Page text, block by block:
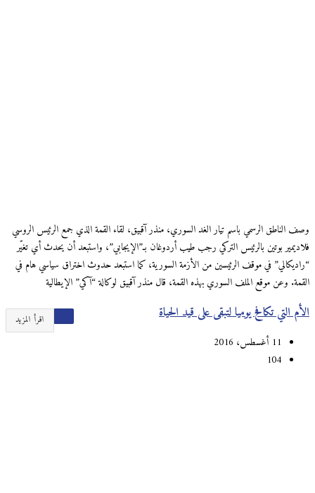
وصف الناطق الرسمي باسم تيار الغد السوري، منذر آقبيق، لقاء القمة الذي جمع الرئيس الروسي
فلاديمير بوتين بالرئيس التركي رجب طيب أردوغان بـ”الإيجابي”، واستبعد أن يحدث أي تغيّر
“راديكالي” في موقف الرئيسين من الأزمة السورية، كما استبعد حدوث اختراق سياسي هام في
القمة. وعن موقع الملف السوري بهذه القمة، قال منذر آقبيق لوكالة “آكي” الإيطالية
اقرأ المزيد الأم التي تكافح يوميا لتبقى على قيد الحياة
11 أغسطس، 2016
104